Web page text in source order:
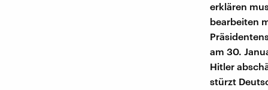
erklären
bearbeiten
am 30.
Hitler
stürzt